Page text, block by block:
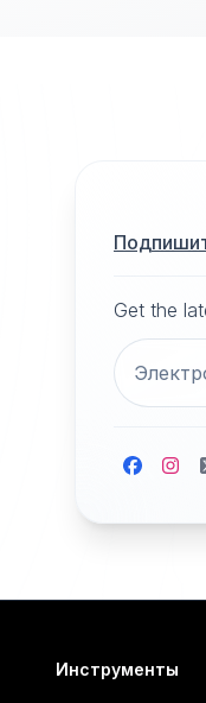
Get the
Инструменты